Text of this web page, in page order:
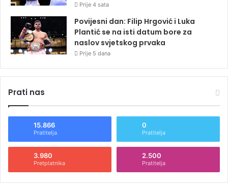
Prije 4 sata
Povijesni dan: Filip Hrgović i Luka
Plantić se na isti datum bore za
naslov svjetskog prvaka
Prije 5 dana
Prati nas
15.866
Pratitelja
0
Pratitelja
3.980
Pretplatnika
2.500
Pratitelja